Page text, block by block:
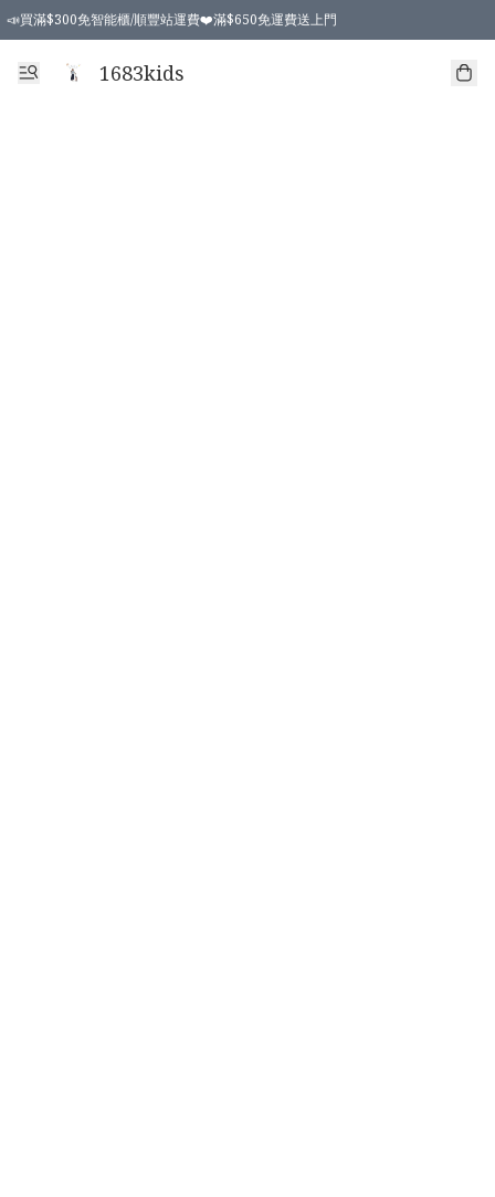
📣買滿$300免智能櫃/順豐站運費❤️滿$650免運費送上門
📣買滿$300免智能櫃/順豐站運費❤️滿$650免運費送上門
1683kids